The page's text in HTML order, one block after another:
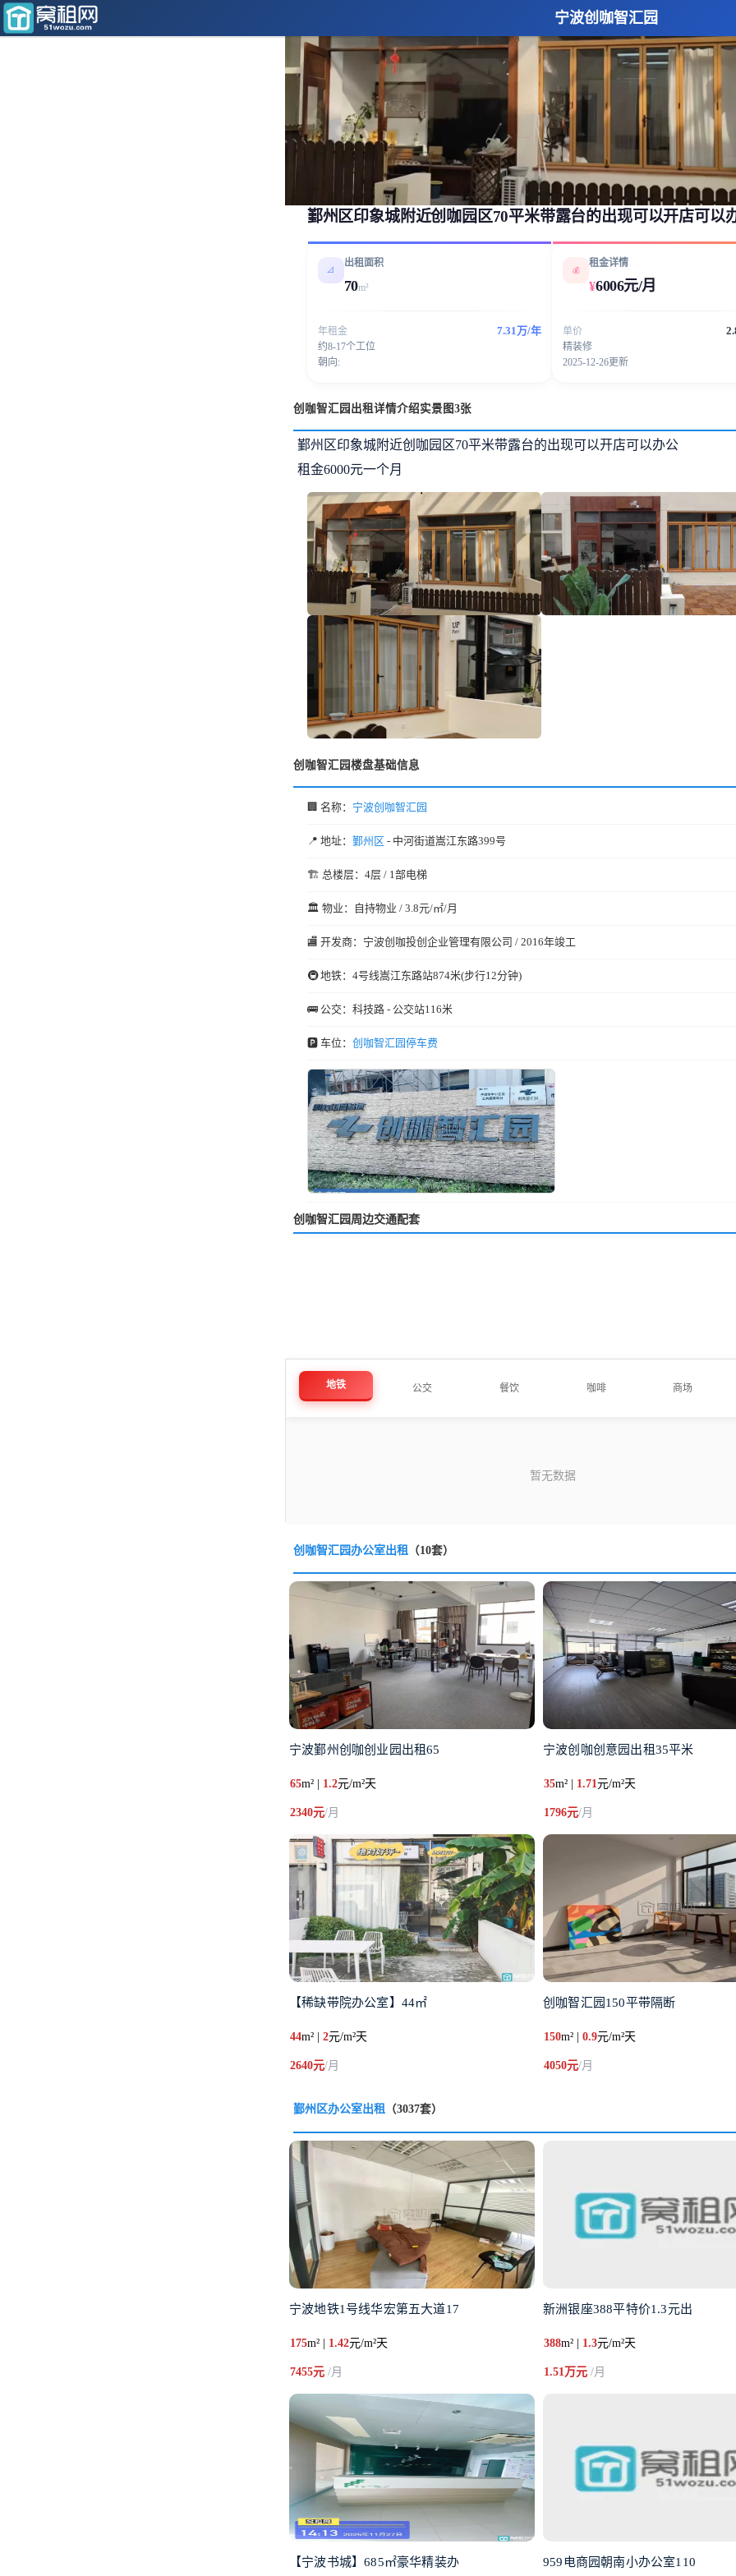
宁波创咖智汇园
鄞州区印象城附近创咖园区70平米带露台的出现可以开店可以
📐
出租面积
70m²
年租金 7.31万/年
约8-17个工位
朝向:
💰
租金详情
¥6006元/月
单价
精装修
2025-12-26更新
创咖智汇园出租详情介绍实景图3张
鄞州区印象城附近创咖园区70平米带露台的出现可以开店可以办公
租金6000元一个月
创咖智汇园楼盘基础信息
🏢 名称： 宁波创咖智汇园
📍 地址： 鄞州区 - 中河街道嵩江东路399号
🏗️ 总楼层：4层 / 1部电梯
🏛️ 物业：自持物业 / 3.8元/㎡/月
🏬 开发商：宁波创咖投创企业管理有限公司 / 2016年竣工
🚇 地铁：4号线嵩江东路站874米(步行12分钟)
🚌 公交：科技路 - 公交站116米
🅿️ 车位： 创咖智汇园停车费
创咖智汇园周边交通配套
地铁 公交 餐饮 咖啡 商场
创咖智汇园办公室出租 （10套）
宁波鄞州创咖创业园出租65
65m² | 1.2元/m²天
2340元/月
宁波创咖创意园出租35平米
35m² | 1.71元/m²天
1796元/月
【稀缺带院办公室】44㎡
44m² | 2元/m²天
2640元/月
创咖智汇园​150平带隔断
150m² | 0.9元/m²天
4050元/月
鄞州区办公室出租 （3037套）
宁波地铁1号线华宏第五大道17
175m² | 1.42元/m²天
7455元 /月
新洲银座388平特价1.3元出
388m² | 1.3元/m²天
1.51万元 /月
【宁波书城】685㎡豪华精装办 959电商园朝南小办公室110